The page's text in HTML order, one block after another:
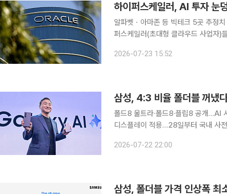
하이퍼스케일러, AI 투자 눈
알파벳ㆍ아마존 등 빅테크 5곳 추정치 분
퍼스케일러(초대형 클라우드 사업자)
2026-07-23 15:52
폴드8 울트라·폴드8·플립8 공개…AI
디스플레이 적용…28일부터 국내 사전판매 삼성전자가 폴더블 스마트폰 시장의 판을
을 연결하는 AI 디바이스 생태계를
2026-07-22 22:00